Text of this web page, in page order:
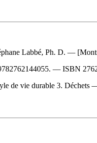
Labbé, Ph. D. —
. — ISBN
de vie durable 3. Déchets